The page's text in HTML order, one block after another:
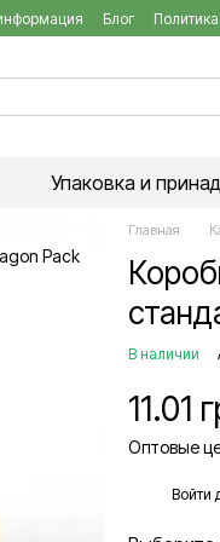
Блог
Упаковка и
Главная
В наличии
11.01
Оптовые
Войти